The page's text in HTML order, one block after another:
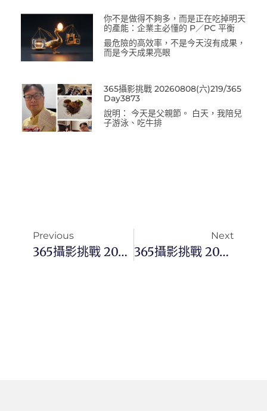
你不是做得不夠多，而是正在吃掉明天
的產能：企業主必懂的 P／PC 平衡
最危險的高效率，不是今天沒有成果，
而是今天成果亮眼
365攝影挑戰 20260808(六)219/365
Day3873
說明： 今天是父親節。 白天，我陪兒
子游泳、吃牛排
Previous
365攝影挑戰 20251207(日)341/365 Day3610
Next
365攝影挑戰 20251208(一)342/365 Day3611